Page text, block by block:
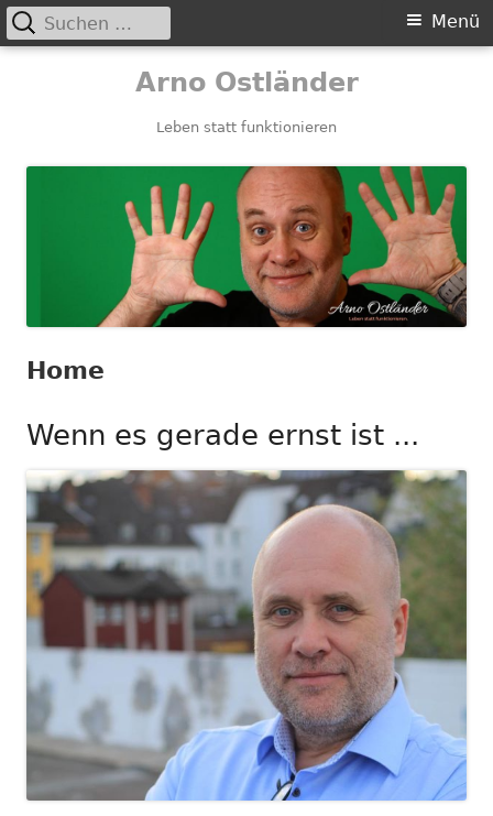
Arno Ostländer
Leben statt funktionieren
Primäres
Menü
Suchen
nach:
Home
Wenn es gerade ernst ist ...